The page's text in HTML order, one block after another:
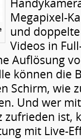
Megapixel-
und
Videos in
Auflösung
können die
Schirm, wie
Und wer
zufrieden ist,
mit Live-